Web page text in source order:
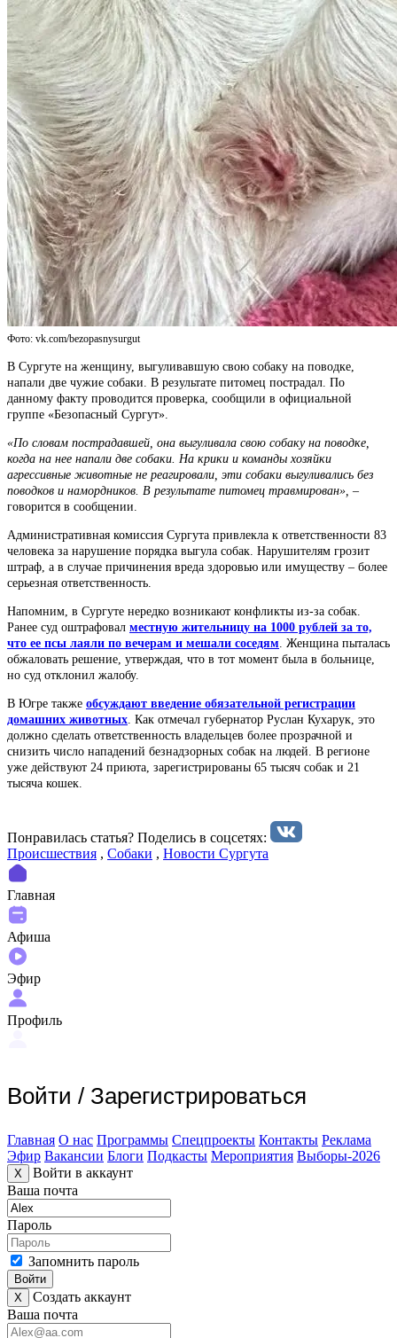
Фото: vk.com/bezopasnysurgut
В Сургуте на женщину, выгуливавшую свою собаку на поводке,
напали две чужие собаки. В результате питомец пострадал. По
данному факту проводится проверка, сообщили в официальной
группе «Безопасный Сургут».
«По словам пострадавшей, она выгуливала свою собаку на поводке,
когда на нее напали две собаки. На крики и команды хозяйки
агрессивные животные не реагировали, эти собаки выгуливались без
поводков и намордников. В результате питомец травмирован», –
говорится в сообщении.
Административная комиссия Сургута привлекла к ответственности 83
человека за нарушение порядка выгула собак. Нарушителям грозит
штраф, а в случае причинения вреда здоровью или имуществу – более
серьезная ответственность.
Напомним, в Сургуте нередко возникают конфликты из-за собак.
Ранее суд оштрафовал местную жительницу на 1000 рублей за то,
что ее псы лаяли по вечерам и мешали соседям . Женщина пыталась
обжаловать решение, утверждая, что в тот момент была в больнице,
но суд отклонил жалобу.
В Югре также обсуждают введение обязательной регистрации
домашних животных . Как отмечал губернатор Руслан Кухарук, это
должно сделать ответственность владельцев более прозрачной и
снизить число нападений безнадзорных собак на людей. В регионе
уже действуют 24 приюта, зарегистрированы 65 тысяч собак и 21
тысяча кошек.
Понравилась статья? Поделиcь в соцсетях:
Происшествия , Собаки , Новости Сургута
Главная
Афиша
Эфир
Профиль
Войти / Зарегистрироваться
Главная О нас Программы Спецпроекты Контакты Реклама
Эфир Вакансии Блоги Подкасты Мероприятия Выборы-2026
X
Войти в аккаунт
Ваша почта
Пароль
Запомнить пароль
Войти
X
Создать аккаунт
Ваша почта